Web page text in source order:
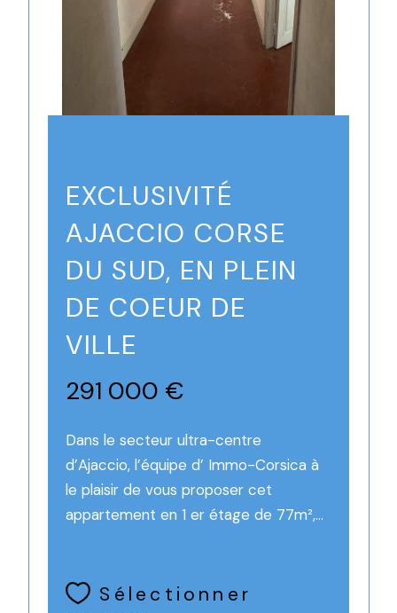
EXCLUSIVITÉ
AJACCIO CORSE
DU SUD, EN PLEIN
DE COEUR DE
VILLE
291 000 €
Dans le secteur ultra-centre
d’Ajaccio, l’équipe d’ Immo-Corsica à
le plaisir de vous proposer cet
appartement en 1 er étage de 77m²,...
Sélectionner